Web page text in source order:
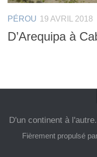
PÉROU 19 AVRIL 2018
D’Arequipa à
D'un continent à
Fièrement propulsé